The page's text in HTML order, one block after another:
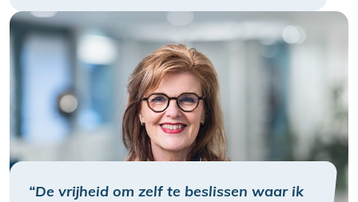
“De vrijheid om zelf te beslissen waar ik